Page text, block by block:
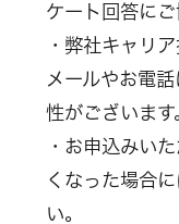
ケート回答にご
・弊社キャリ
メールやお電
性がございます
・お申込みい
くなった場合
い。